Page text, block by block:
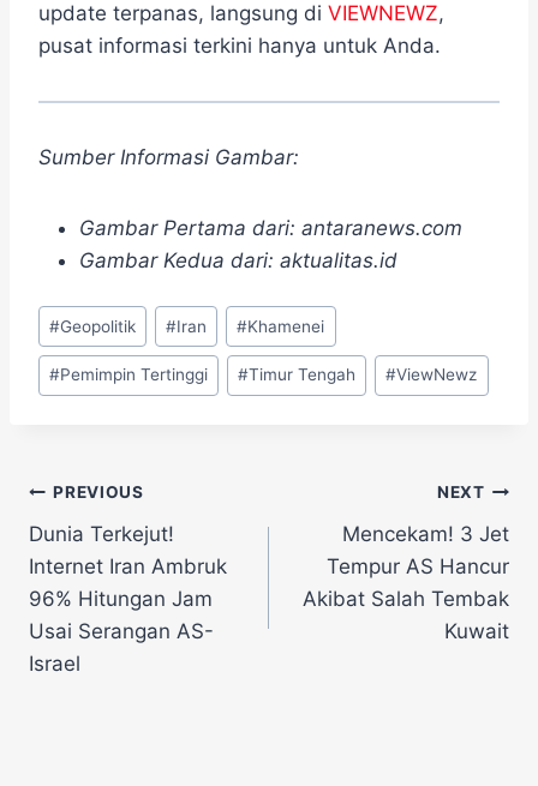
update terpanas, langsung di VIEWNEWZ,
pusat informasi terkini hanya untuk Anda.
Sumber Informasi Gambar:
Gambar Pertama dari: antaranews.com
Gambar Kedua dari: aktualitas.id
Post
Tags:
#Geopolitik #Iran #Khamenei
#Pemimpin Tertinggi #Timur Tengah #ViewNewz
Navigasi
pos
PREVIOUS
Dunia Terkejut!
Internet Iran Ambruk
96% Hitungan Jam
Usai Serangan AS-
Israel
NEXT
Mencekam! 3 Jet
Tempur AS Hancur
Akibat Salah Tembak
Kuwait